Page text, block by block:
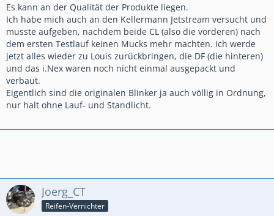
Es kann an der Qualität der Produkte liegen.
Ich habe mich auch an den Kellermann Jetstream versucht und
musste aufgeben, nachdem beide CL (also die vorderen) nach
dem ersten Testlauf keinen Mucks mehr machten. Ich werde
jetzt alles wieder zu Louis zurückbringen, die DF (die hinteren)
und das i.Nex waren noch nicht einmal ausgepackt und
verbaut.
Eigentlich sind die originalen Blinker ja auch völlig in Ordnung,
nur halt ohne Lauf- und Standlicht.
Joerg_CT
Reifen-Vernichter